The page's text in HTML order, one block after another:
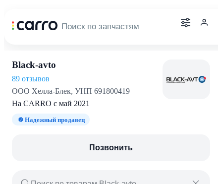
Black-avto
89 отзывов
ООО Хелла-Блек, УНП 691800419
На CARRO с май 2021
Надежный продавец
Позвонить